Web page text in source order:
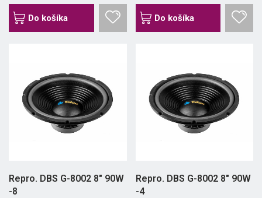
Do košíka Do košíka
Repro. DBS G-8002 8" 90W
-8
Repro. DBS G-8002 8" 90W
-4